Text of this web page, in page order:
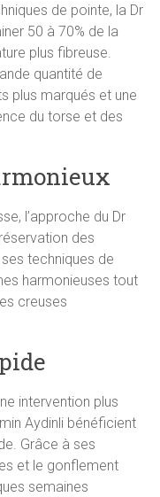
de pointe, la Dr
50 à 70% de la
plus fibreuse.
quantité de
plus marqués et une
du torse et des
l’approche du Dr
des
techniques de
harmonieuses tout
creuses
intervention plus
Aydinli bénéficient
Grâce à ses
et le gonflement
semaines